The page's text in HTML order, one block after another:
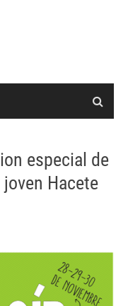
especial de
Hacete